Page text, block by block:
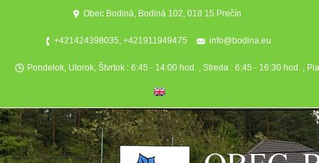
Obec Bodiná, Bodiná 102, 018 15 Prečín
+421424398035, +421911949475 info@bodina.eu
Pondelok, Utorok, Štvrtok : 6:45 - 14:00 hod. , Streda : 6:45 - 16:30 hod. ,